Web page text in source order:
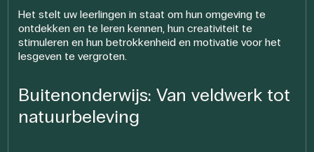
Het stelt uw leerlingen in staat om hun omgeving te
ontdekken en te leren kennen, hun creativiteit te
stimuleren en hun betrokkenheid en motivatie voor het
lesgeven te vergroten.
Buitenonderwijs: Van veldwerk tot
natuurbeleving